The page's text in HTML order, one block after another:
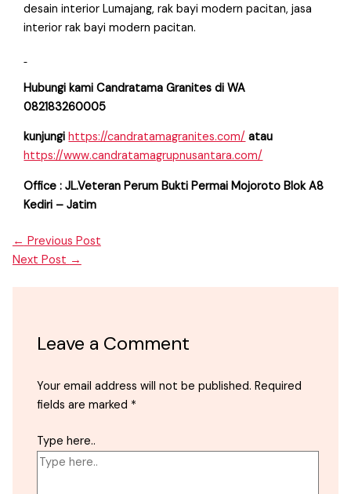
desain interior Lumajang, rak bayi modern pacitan, jasa
interior rak bayi modern pacitan.
Hubungi kami Candratama Granites di WA
082183260005
kunjungihttps://candratamagranites.com/ atau
https://www.candratamagrupnusantara.com/
Office : JL.Veteran Perum Bukti Permai Mojoroto Blok A8
Kediri – Jatim
← Previous Post
Next Post →
Leave a Comment
Your email address will not be published. Required
fields are marked *
Type here..